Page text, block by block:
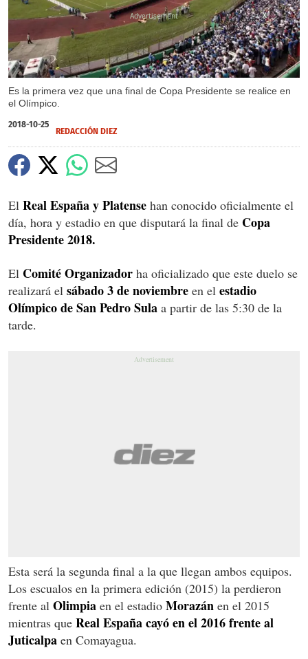
Es la primera vez que una final de Copa Presidente se realice en
el Olímpico.
X
2018-10-25
REDACCIÓN DIEZ
El Real España y Platense han conocido oficialmente el
día, hora y estadio en que disputará la final de Copa
Presidente 2018.
El Comité Organizador ha oficializado que este duelo se
realizará el sábado 3 de noviembre en el estadio
Olímpico de San PedroSula a partir de las 5:30 de la
tarde.
Esta será la segunda final a la que llegan ambos equipos.
Los escualos en la primera edición (2015) la perdieron
frente al Olimpia en el estadio Morazán en el 2015
mientras que Real España cayó en el 2016 frente al
Juticalpa en Comayagua.